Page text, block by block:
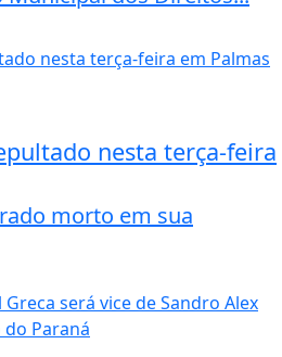
nesta terça-feira
morto em sua